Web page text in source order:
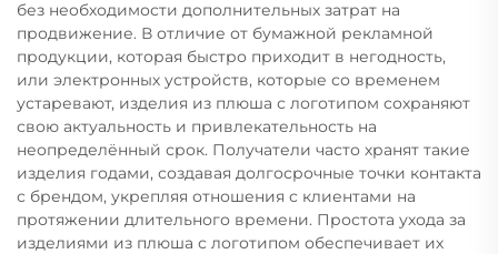
без необходимости дополнительных затрат на
продвижение. В отличие от бумажной рекламной
продукции, которая быстро приходит в негодность,
или электронных устройств, которые со временем
устаревают, изделия из плюша с логотипом сохраняют
свою актуальность и привлекательность на
неопределённый срок. Получатели часто хранят такие
изделия годами, создавая долгосрочные точки контакта
с брендом, укрепляя отношения с клиентами на
протяжении длительного времени. Простота ухода за
изделиями из плюша с логотипом обеспечивает их